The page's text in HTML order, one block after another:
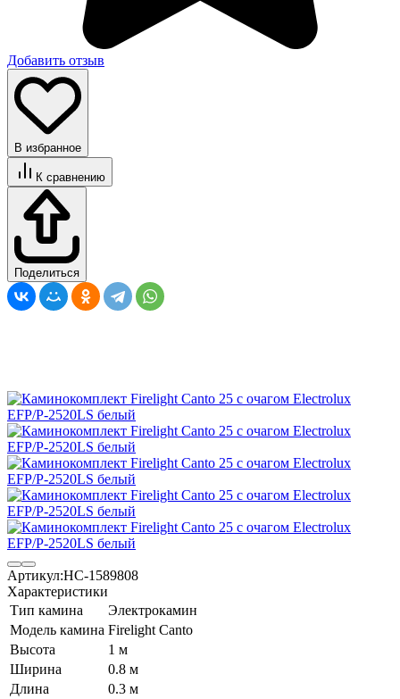
Добавить отзыв
В избранное
К сравнению
Поделиться
Артикул:НС-1589808
Характеристики
Тип камина
Электрокамин
Модель камина Firelight Canto
Высота
1 м
Ширина
0.8 м
Длина
0.3 м